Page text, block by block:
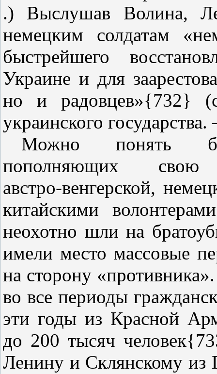
.) Выслушав Волина,
немецким солдатам
быстрейшего
Украине и для
но и радовцев»{732}
украинского
Можно понять
пополняющих свою
австро‑венгерской,
китайскими
неохотно шли на
имели место массовые
на сторону
во все периоды
эти годы из Красной
до 200 тысяч
Ленину и Склянскому из